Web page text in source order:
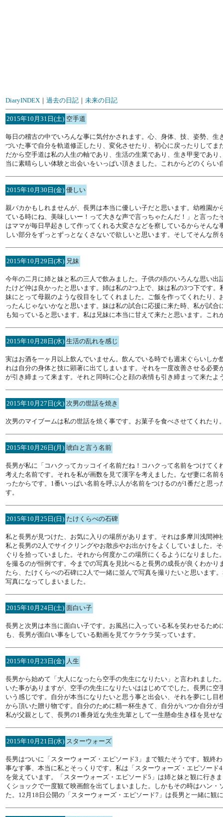
DiaryINDEX ｜ 過去の日記 ｜ 未来の日記
2015年10月31日(土) 空手道
毎日の稽古の中でいろんな事に気付かされます。心、身体、技、姿勢、
づいた事で自分を軌道修正したり、変化させたり、初心に戻ったりして
だから空手道は私の人生の軸であり、生活の生業であり、生き甲斐であ
当に素晴らしい体験と出会いをいっぱい頂きました。これからどのくら
2015年10月30日(金) 優しい
親バカかもしれませんが、長男は本当に優しい子だと思います。幼稚園
ている時にね、美味しいー！って大きな声で言っちゃたんだ！」と言っ
はママが毎日早起きして作ってくれる大変さなどを察しているからそん
しい部分をずっとずっとなくさないで欲しいと思います。そしてそんな
2015年10月29日(木) 兄妹
今年の二月に姉と妹と私の三人で飲みました。子供の頃のいろんな思い
たけど仲は良かったと思います。姉は私の2つ上で、妹は私の3つ下です
妹にとって母親のような役目をしてくれました。ご飯を作ってくれたり
ったんじゃないかなと思います。妹は私の試合に応援に来た時、私が試
も知っていると思います。私は兄妹に本当に甘えて来たと思います。こ
2015年10月28日(水) 生活の乱れを感じ
実はお酒を一ヶ月以上飲んでいません。飲んでいる時でも週末ぐらいし
れは自分の身体と技に顕著に出てしまいます。それを一度改善させる必
が引き締まって来ます。それと同時に心と顔の表情も引き締まって来たよ
2015年10月27日(火) 次男の世話を焼き
次男のマイブームは私の世話を焼く事です。お菓子を食べさせてくれた
2015年10月26日(月) 琥白と言う名前
長男が私に「コハクってカッコイイ名前だね！コハクって名前をつけて
考えた名前です。それを私が画数を見て漢字を考えました。なぜ妻に名
ったからです。1番いっぱい名前を呼ぶ人が名前をつけるのが1番だと思
す。
2015年10月25日(日) たけくらべの石碑
私と長男が見つけた、お気に入りの場所があります。それは多摩川浅間
私と長男の2人でサイクリングやお散歩やお出かけをよくしていました。
ぐりを拾っていました。それから何度かこの場所にくるようになりまし
を撮るのが恒例です。今までの写真を見比べると長男の成長が良くわか
たら、たけくらべの石碑に2人で一緒に並んで写真を撮りたいと思います
写真になってしまいました。
2015年10月24日(土) 面白い子
長男と次男は本当に面白い子です。お風呂に入っている私を笑わせるた
も、長男が面白い事をしている動画を見てケラケラ笑っています。
2015年10月23日(金) 人生
長男から始めて「大人になったら空手の先生になりたい」と言われまし
いた事がありますが、空手の先生になりたいははじめてでした。長男に
いう感じです。自分が本当になりたいと思う事と出会い、それを夢にし
から頂いた贈り物です。自分のために精一杯生きて、自分がいつか自分
私が父親として、長男の1番身近な先生先輩として一生懸命生き様を見せ
2015年10月21日(水) スターウォーズ
長男はついに「スターウォーズ・エピソード3」まで観たそうです。観終
事なす事、本当に私とそっくりです。私は「スターウォーズ・エピソー
を覚えています。「スターウォーズ・エピソード5」は姉と妹と観に行き
くショックで一度観て映画館を出てしまいました。しかもその時はハン
た。12月18日公開の「スターウォーズ・エピソード7」は長男と一緒に観